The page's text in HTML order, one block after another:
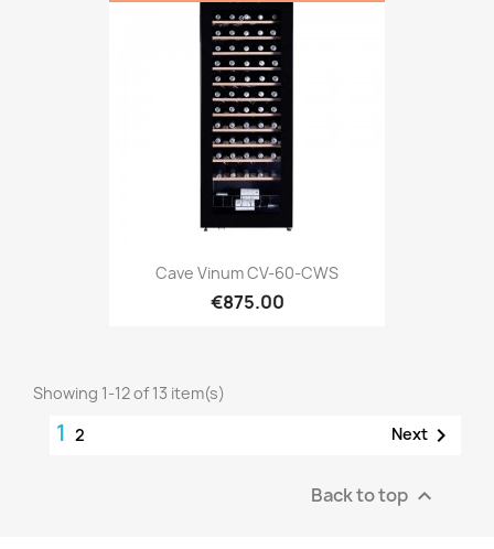
Cave Vinum CV-60-CWS
€875.00
Showing 1-12 of 13 item(s)
1 2 Next 
Back to top 